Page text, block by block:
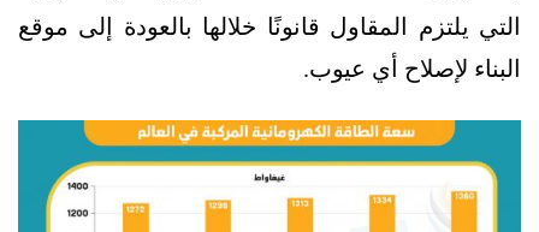
التي يلتزم المقاول قانونًا خلالها بالعودة إلى موقع
البناء لإصلاح أي عيوب.